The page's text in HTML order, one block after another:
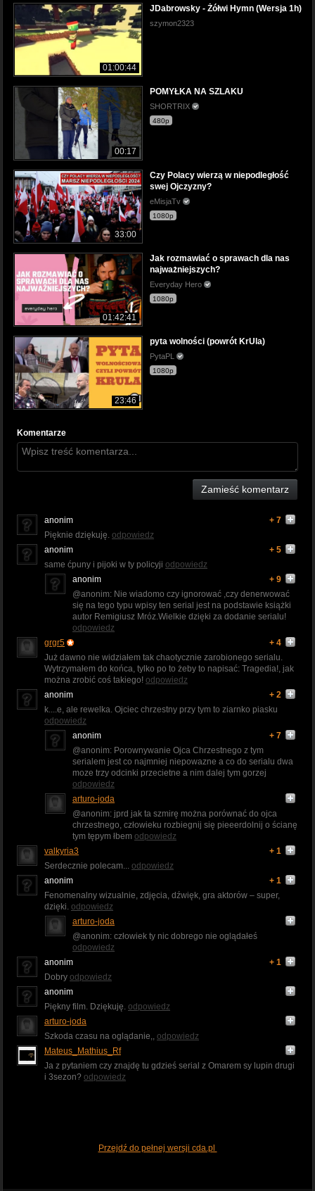
01:00:44
JDabrowsky - Żółwi Hymn (Wersja 1h)
szymon2323
00:17
POMYŁKA NA SZLAKU
SHORTRIX
480p
33:00
Czy Polacy wierzą w niepodległość
swej Ojczyzny?
eMisjaTv
1080p
01:42:41
Jak rozmawiać o sprawach dla nas
najważniejszych?
Everyday Hero
1080p
23:46
pyta wolności (powrót KrUla)
PytaPL
1080p
Komentarze
Zamieść komentarz
anonim
+ 7
Pięknie dziękuję. odpowiedz
anonim
+ 5
same ćpuny i pijoki w ty policyji odpowiedz
anonim
+ 9
@anonim: Nie wiadomo czy ignorować ,czy denerwować
się na tego typu wpisy ten serial jest na podstawie książki
autor Remigiusz Mróz.Wielkie dzięki za dodanie serialu!
odpowiedz
grgr5
+ 4
Już dawno nie widziałem tak chaotycznie zarobionego serialu.
Wytrzymałem do końca, tylko po to żeby to napisać: Tragedia!, jak
można zrobić coś takiego! odpowiedz
anonim
+ 2
k....e, ale rewelka. Ojciec chrzestny przy tym to ziarnko piasku
odpowiedz
anonim
+ 7
@anonim: Porownywanie Ojca Chrzestnego z tym
serialem jest co najmniej niepowazne a co do serialu dwa
moze trzy odcinki przecietne a nim dalej tym gorzej
odpowiedz
arturo-joda
@anonim: jprd jak ta szmirę można porównać do ojca
chrzestnego, człowieku rozbiegnij się pieeerdolnij o ścianę
tym tępym łbem odpowiedz
valkyria3
+ 1
Serdecznie polecam... odpowiedz
anonim
+ 1
Fenomenalny wizualnie, zdjęcia, dźwięk, gra aktorów – super,
dzięki. odpowiedz
arturo-joda
@anonim: człowiek ty nic dobrego nie oglądałeś
odpowiedz
anonim
+ 1
Dobry odpowiedz
anonim
Piękny film. Dziękuję. odpowiedz
arturo-joda
Szkoda czasu na oglądanie,, odpowiedz
Mateus_Mathius_Rf
Ja z pytaniem czy znajdę tu gdzieś serial z Omarem sy lupin drugi
i 3sezon? odpowiedz
Przejdź do pełnej wersji cda.pl